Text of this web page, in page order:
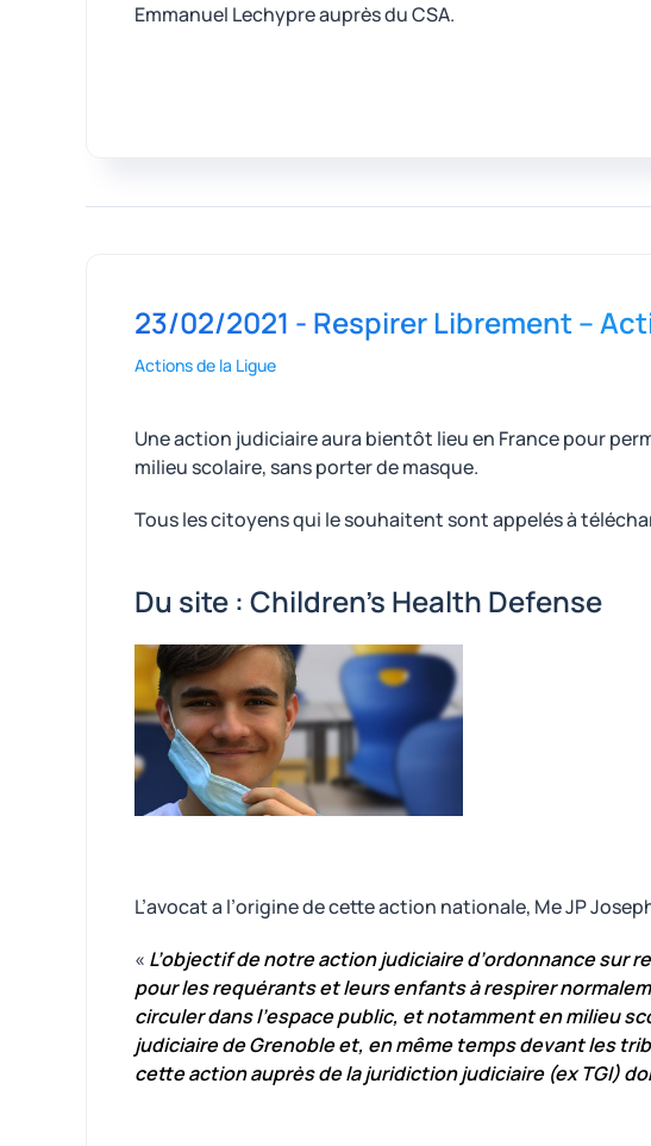
Emmanuel Lechypre auprès du CSA.
23/02/2021 - Respirer Librement –
Actions de la Ligue
Une action judiciaire aura bientôt lieu en France pour
milieu scolaire, sans porter de masque.
Tous les citoyens qui le souhaitent sont appelés à
Du site : Children's Health Defense
L’avocat a l’origine de cette action nationale, Me JP
« L’objectif de notre action judiciaire d’ordonnance sur
pour les requérants et leurs enfants à respirer
circuler dans l’espace public, et notamment en milieu
judiciaire de Grenoble et, en même temps devant les
cette action auprès de la juridiction judiciaire (ex TGI)